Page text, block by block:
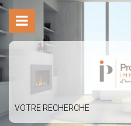
VOTRE RECHERCHE